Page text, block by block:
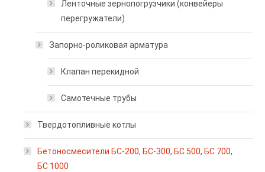
Ленточные зернопогрузчики (конвейеры
перегружатели)
Запорно-роликовая арматура
Клапан перекидной
Самотечные трубы
Твердотопливные котлы
Бетоносмесители БС-200, БС-300, БС 500, БС 700,
БС 1000